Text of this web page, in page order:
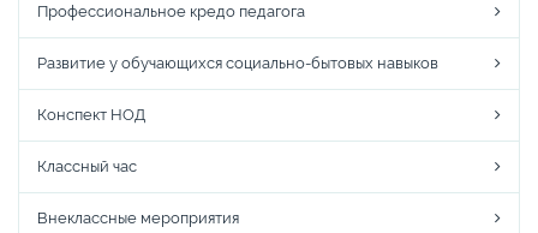
Профессиональное кредо педагога
Развитие у обучающихся социально-бытовых навыков
Конспект НОД
Классный час
Внеклассные мероприятия